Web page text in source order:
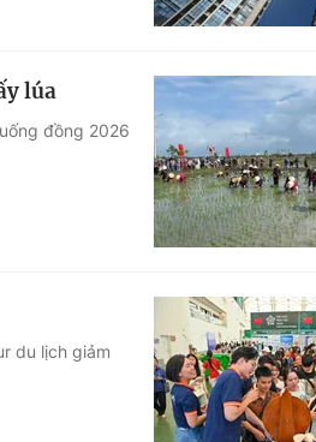
lúa
đồng 2026
du lịch giảm